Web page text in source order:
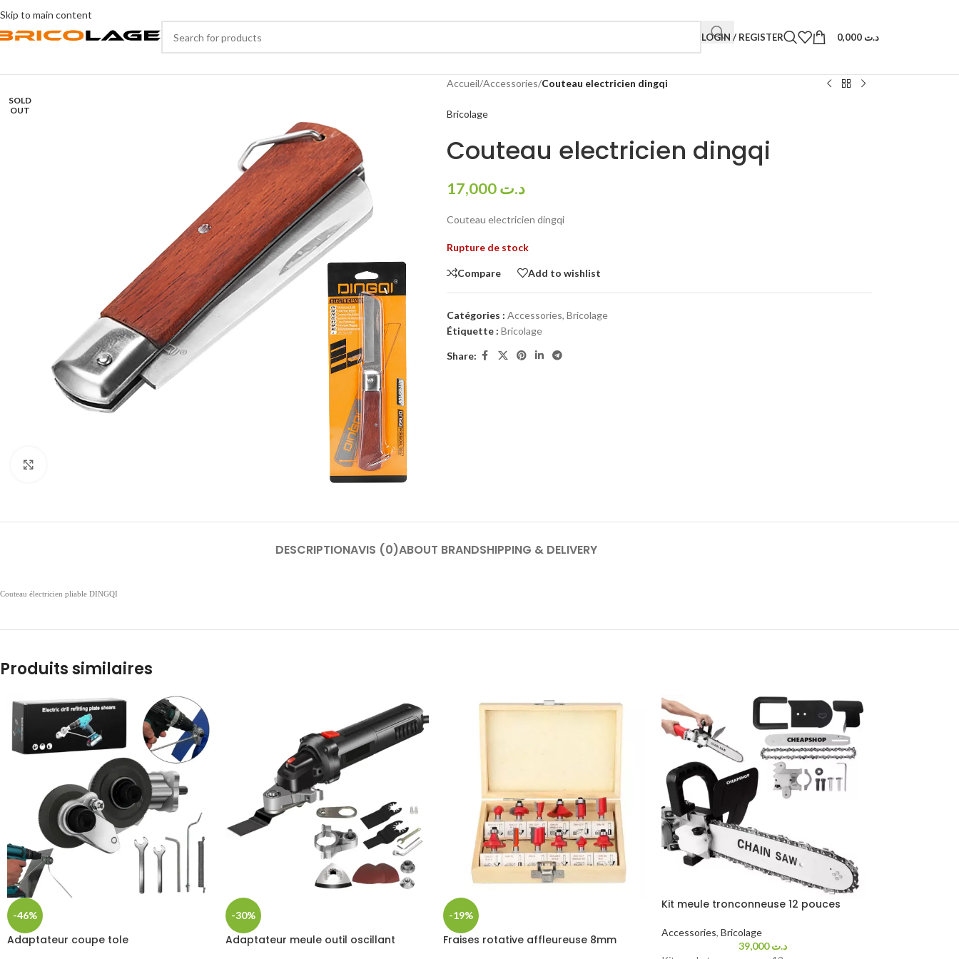
Skip to main content
LOGIN / REGISTER د.ت
SOLD
OUT
Accueil/Accessories/Couteau electricien dingqi
Bricolage
Couteau electricien dingqi
د.ت17,000
Couteau electricien dingqi
Rupture de stock
Compare Add to wishlist
Catégories : Accessories, Bricolage
Étiquette : Bricolage
Share:
DESCRIPTIONAVIS (0)ABOUT BRANDSHIPPING & DELIVERY
Couteau électricien pliable DINGQI
Produits similaires
-46%
Adaptateur coupe tole
-30%
Adaptateur meule outil oscillant
-19%
Fraises rotative affleureuse 8mm
Kit meule tronconneuse 12 pouces
Accessories, Bricolage
د.ت39,000